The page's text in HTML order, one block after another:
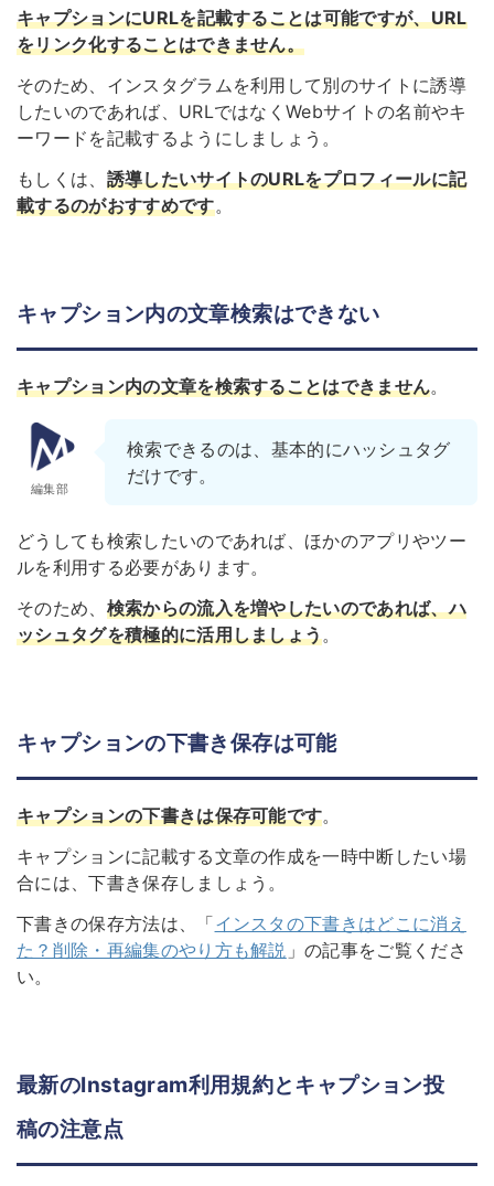
キャプションにURLを記載することは可能ですが、URL
をリンク化することはできません。
そのため、インスタグラムを利用して別のサイトに誘導
したいのであれば、URLではなくWebサイトの名前やキ
ーワードを記載するようにしましょう。
もしくは、 誘導したいサイトのURLをプロフィールに記
載するのがおすすめです。
キャプション内の文章検索はできない
キャプション内の文章を検索することはできません。
編集部
検索できるのは、基本的にハッシュタグ
だけです。
どうしても検索したいのであれば、ほかのアプリやツー
ルを利用する必要があります。
そのため、 検索からの流入を増やしたいのであれば、ハ
ッシュタグを積極的に活用しましょう。
キャプションの下書き保存は可能
キャプションの下書きは保存可能です。
キャプションに記載する文章の作成を一時中断したい場
合には、下書き保存しましょう。
下書きの保存方法は、「インスタの下書きはどこに消え
た？削除・再編集のやり方も解説 」の記事をご覧くださ
い。
最新のInstagram利用規約とキャプション投
稿の注意点